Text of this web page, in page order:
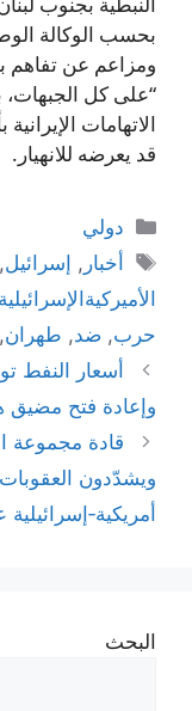
بحسب الوكالة
ومزاعم عن تفاهم
“على كل الجبهات،
الاتهامات
قد يعرضه للانهيار.
التصنيفات
دولي
الوسوم
أخبار , إسرائيل,
الأميركيةالإسرائيلية
حرب, ضد, طهران,
أسعار النفط
وإعادة فتح مضيق
قادة مجموعة
ويشدّدون
البحث